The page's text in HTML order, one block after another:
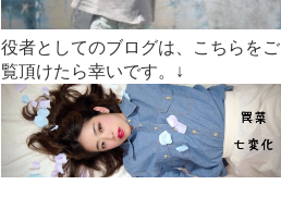
役者としてのブログは、こちらをご
覧頂けたら幸いです。↓